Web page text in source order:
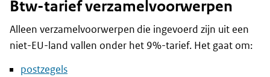
Btw-tarief verzamelvoorwerpen
Alleen verzamelvoorwerpen die ingevoerd zijn uit een
niet-EU-land vallen onder het 9%-tarief. Het gaat om:
postzegels